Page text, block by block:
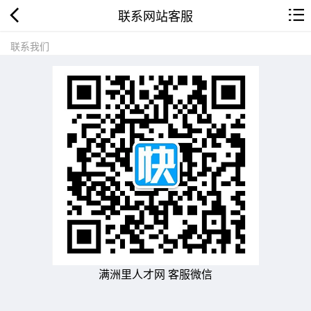
联系网站客服
联系我们
满洲里人才网 客服微信